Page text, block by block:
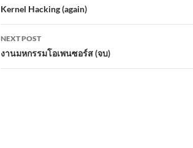
navigation
Kernel Hacking (again)
NEXT POST
งานมหกรรมโอเพนซอร์ส (จบ)